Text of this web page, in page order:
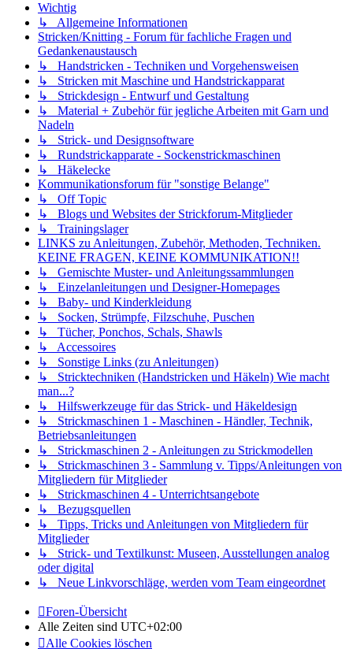
Wichtig
↳ Allgemeine Informationen
Stricken/Knitting - Forum für fachliche Fragen und
Gedankenaustausch
↳ Handstricken - Techniken und Vorgehensweisen
↳ Stricken mit Maschine und Handstrickapparat
↳ Strickdesign - Entwurf und Gestaltung
↳ Material + Zubehör für jegliche Arbeiten mit Garn und
Nadeln
↳ Strick- und Designsoftware
↳ Rundstrickapparate - Sockenstrickmaschinen
↳ Häkelecke
Kommunikationsforum für "sonstige Belange"
↳ Off Topic
↳ Blogs und Websites der Strickforum-Mitglieder
↳ Trainingslager
LINKS zu Anleitungen, Zubehör, Methoden, Techniken.
KEINE FRAGEN, KEINE KOMMUNIKATION!!
↳ Gemischte Muster- und Anleitungssammlungen
↳ Einzelanleitungen und Designer-Homepages
↳ Baby- und Kinderkleidung
↳ Socken, Strümpfe, Filzschuhe, Puschen
↳ Tücher, Ponchos, Schals, Shawls
↳ Accessoires
↳ Sonstige Links (zu Anleitungen)
↳ Stricktechniken (Handstricken und Häkeln) Wie macht
man...?
↳ Hilfswerkzeuge für das Strick- und Häkeldesign
↳ Strickmaschinen 1 - Maschinen - Händler, Technik,
Betriebsanleitungen
↳ Strickmaschinen 2 - Anleitungen zu Strickmodellen
↳ Strickmaschinen 3 - Sammlung v. Tipps/Anleitungen von
Mitgliedern für Mitglieder
↳ Strickmaschinen 4 - Unterrichtsangebote
↳ Bezugsquellen
↳ Tipps, Tricks und Anleitungen von Mitgliedern für
Mitglieder
↳ Strick- und Textilkunst: Museen, Ausstellungen analog
oder digital
↳ Neue Linkvorschläge, werden vom Team eingeordnet
Foren-Übersicht
Alle Zeiten sind UTC+02:00
Alle Cookies löschen